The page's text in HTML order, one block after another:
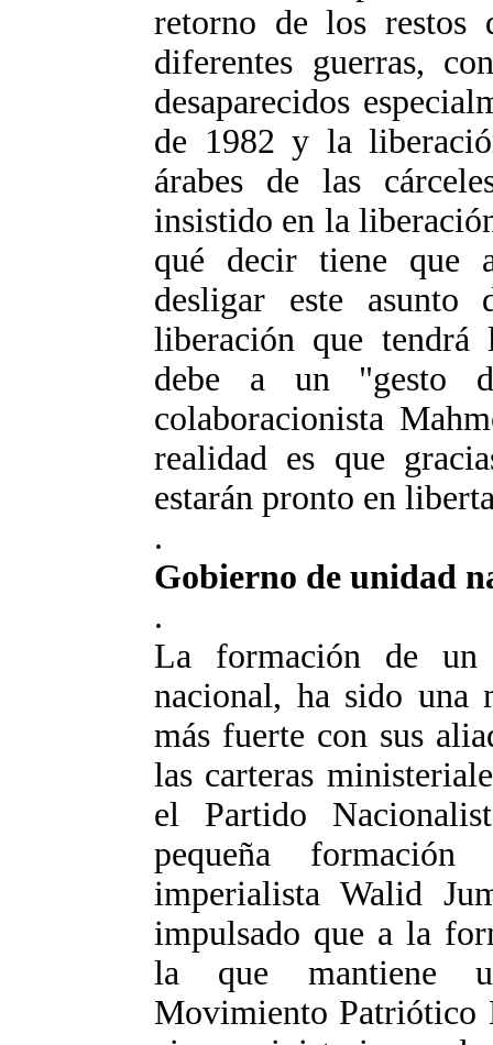
retorno de los restos
diferentes guerras,
desaparecidos
de 1982 y la
árabes de las
insistido en la
qué decir tiene que
desligar este
liberación que tendrá
debe a un "gesto
colaboracionista
realidad es que
estarán pronto en
.
Gobierno de unidad
.
La formación de un
nacional, ha sido una
más fuerte con sus
las carteras
el Partido
pequeña
imperialista Walid
impulsado que a la
la que mantiene
Movimiento Patriótico